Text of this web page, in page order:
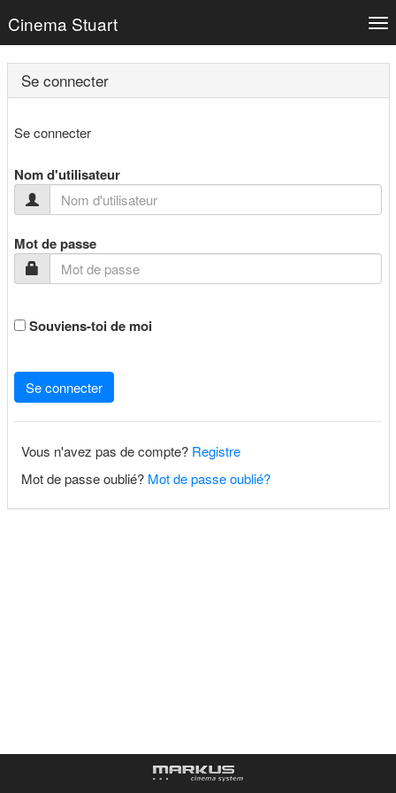
Cinema Stuart
Se connecter
Se connecter
Nom d'utilisateur
Mot de passe
Souviens-toi de moi
Se connecter
Vous n'avez pas de compte? Registre
Mot de passe oublié? Mot de passe oublié?